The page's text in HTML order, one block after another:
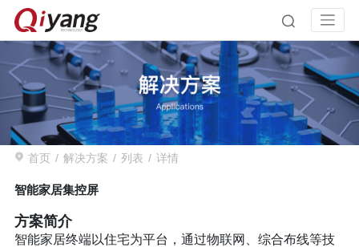
首页 解决方案 列表 详情
智能家居集控屏
方案简介
智能家居终端以住宅为平台，通过物联网、综合布线等技